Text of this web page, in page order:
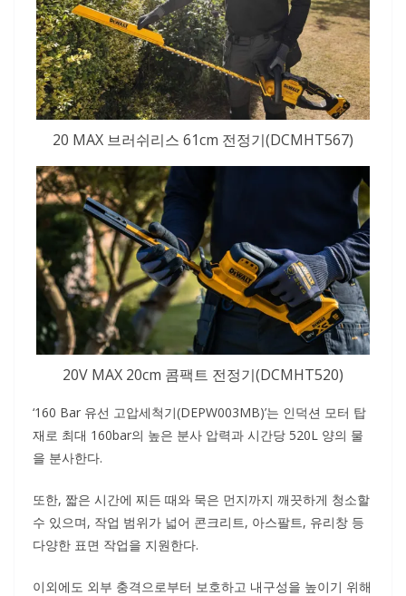
20 MAX 브러쉬리스 61cm 전정기(DCMHT567)
20V MAX 20cm 콤팩트 전정기(DCMHT520)
‘160 Bar 유선 고압세척기(DEPW003MB)’는 인덕션 모터 탑
재로 최대 160bar의 높은 분사 압력과 시간당 520L 양의 물
을 분사한다.
또한, 짧은 시간에 찌든 때와 묵은 먼지까지 깨끗하게 청소할
수 있으며, 작업 범위가 넓어 콘크리트, 아스팔트, 유리창 등
다양한 표면 작업을 지원한다.
이외에도 외부 충격으로부터 보호하고 내구성을 높이기 위해